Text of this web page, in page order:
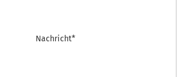
Nachricht*